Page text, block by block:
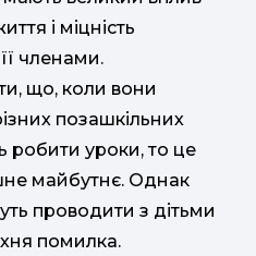
і міцність
членами.
що, коли вони
позашкільних
робити уроки, то це
майбутнє. Однак
проводити з дітьми
помилка.